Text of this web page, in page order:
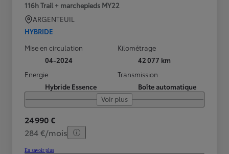
116h Trail + marchepieds MY22
ARGENTEUIL
HYBRIDE
Mise en circulation
04-2024
Kilométrage
42 077 km
Energie
Hybride Essence
Transmission
Boîte automatique
Voir plus
24 990 €
284 €/mois
En savoir plus